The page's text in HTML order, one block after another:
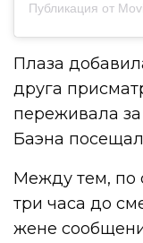
Плаза
друга
переживала
Баэна
Между тем, по
три часа до
жене